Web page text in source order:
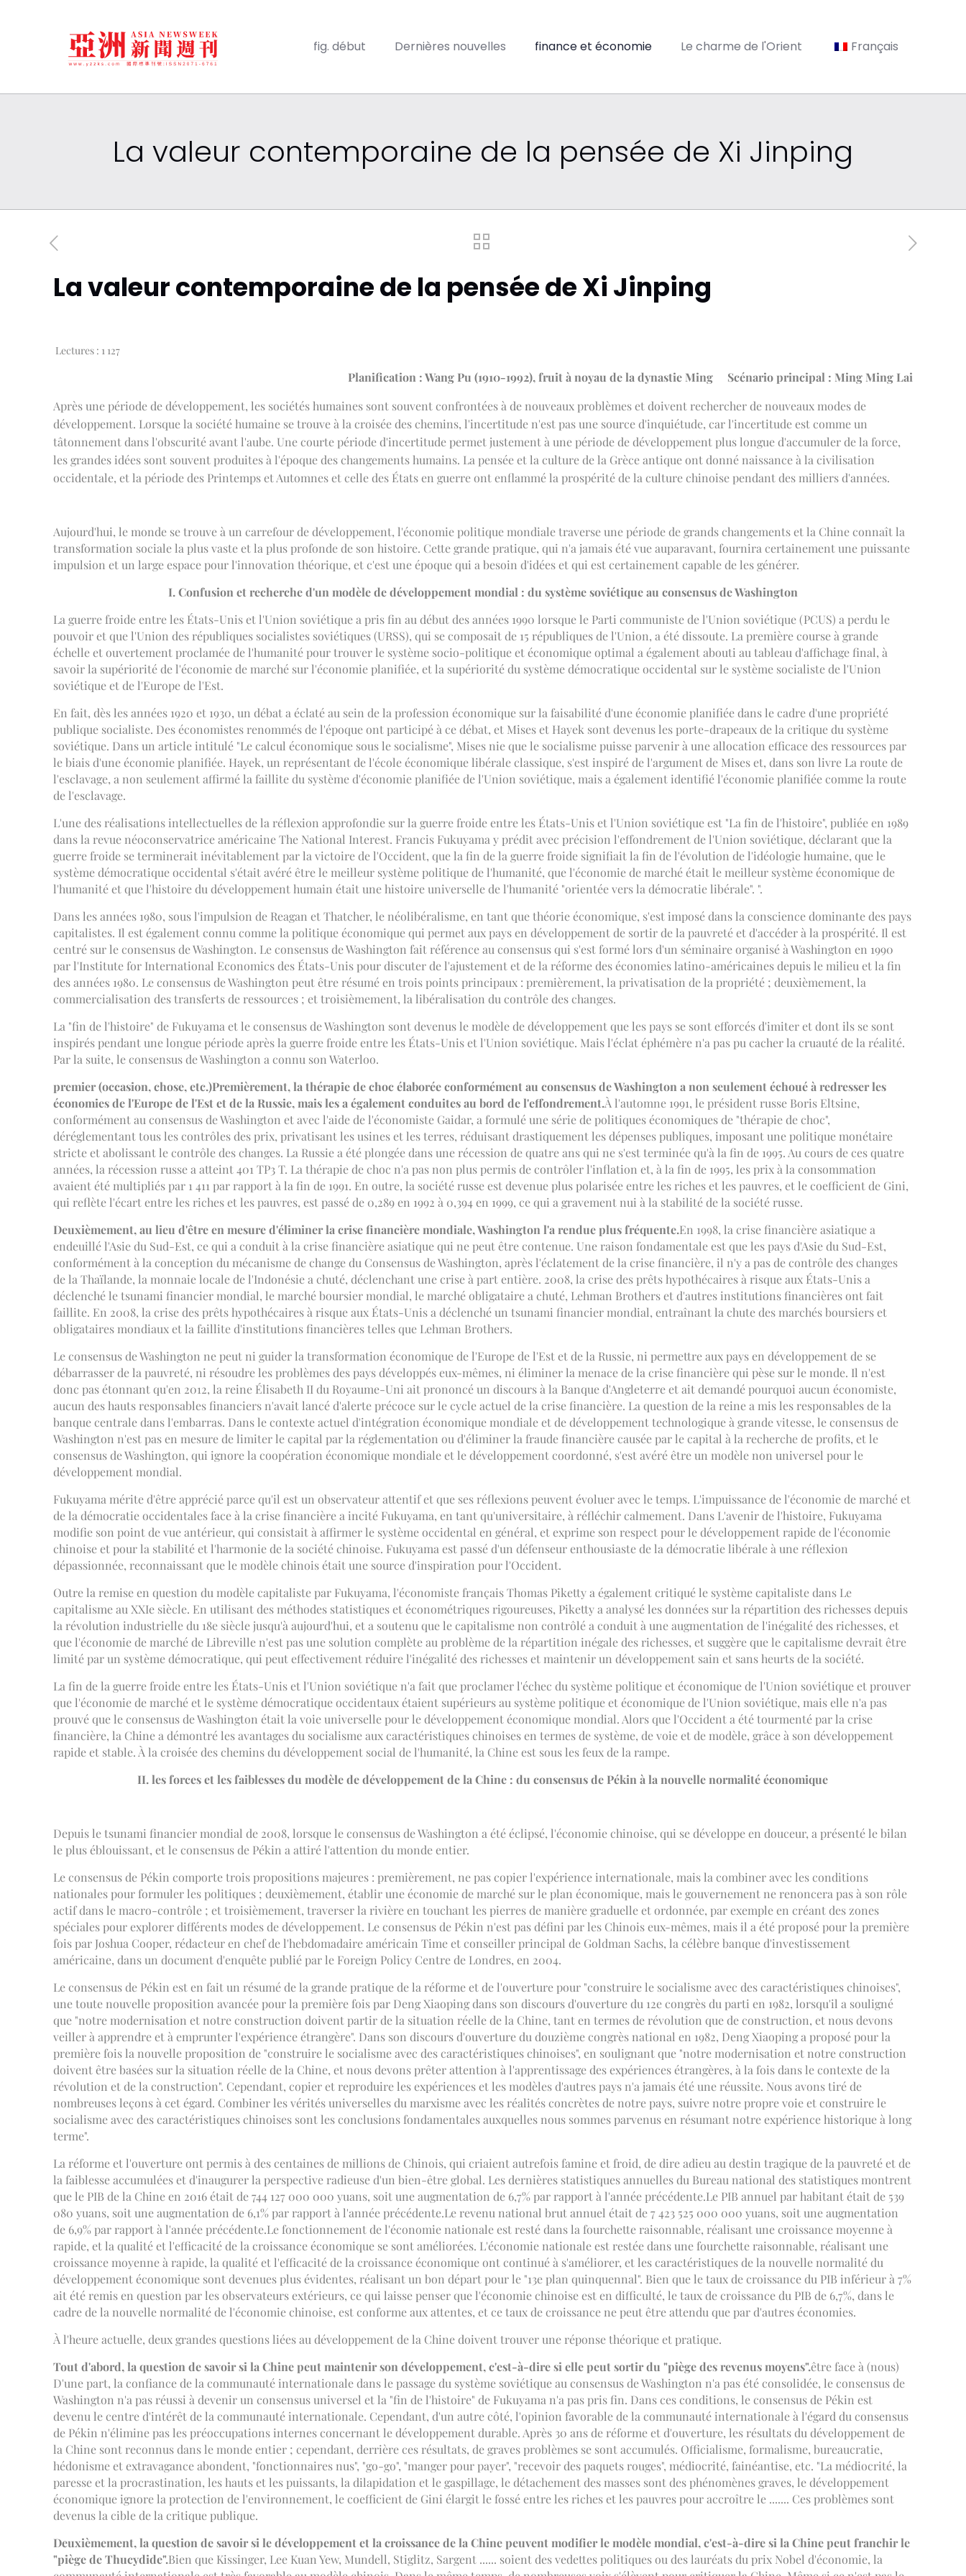
fig. début Dernières nouvelles finance et économie Le charme de l'Orient Français
La valeur contemporaine de la pensée de Xi Jinping
La valeur contemporaine de la pensée de Xi Jinping
Lectures : 1 127
Planification :Wang Pu (1910-1992), fruit à noyau de la dynastie Ming
Scénario principal : Ming Ming Lai
Après une période de développement, les sociétés humaines sont souvent confrontées à de nouveaux problèmes et doivent rechercher de nouveaux modes de
développement. Lorsque la société humaine se trouve à la croisée des chemins, l'incertitude n'est pas une source d'inquiétude, car l'incertitude est comme un
tâtonnement dans l'obscurité avant l'aube. Une courte période d'incertitude permet justement à une période de développement plus longue d'accumuler de la force,
les grandes idées sont souvent produites à l'époque des changements humains. La pensée et la culture de la Grèce antique ont donné naissance à la civilisation
occidentale, et la période des Printemps et Automnes et celle des États en guerre ont enflammé la prospérité de la culture chinoise pendant des milliers d'années.
Aujourd'hui, le monde se trouve à un carrefour de développement, l'économie politique mondiale traverse une période de grands changements et la Chine connaît la
transformation sociale la plus vaste et la plus profonde de son histoire. Cette grande pratique, qui n'a jamais été vue auparavant, fournira certainement une puissante
impulsion et un large espace pour l'innovation théorique, et c'est une époque qui a besoin d'idées et qui est certainement capable de les générer.
I. Confusion et recherche d'un modèle de développement mondial : du système soviétique au consensus de Washington
La guerre froide entre les États-Unis et l'Union soviétique a pris fin au début des années 1990 lorsque le Parti communiste de l'Union soviétique (PCUS) a perdu le
pouvoir et que l'Union des républiques socialistes soviétiques (URSS), qui se composait de 15 républiques de l'Union, a été dissoute. La première course à grande
échelle et ouvertement proclamée de l'humanité pour trouver le système socio-politique et économique optimal a également abouti au tableau d'affichage final, à
savoir la supériorité de l'économie de marché sur l'économie planifiée, et la supériorité du système démocratique occidental sur le système socialiste de l'Union
soviétique et de l'Europe de l'Est.
En fait, dès les années 1920 et 1930, un débat a éclaté au sein de la profession économique sur la faisabilité d'une économie planifiée dans le cadre d'une propriété
publique socialiste. Des économistes renommés de l'époque ont participé à ce débat, et Mises et Hayek sont devenus les porte-drapeaux de la critique du système
soviétique. Dans un article intitulé "Le calcul économique sous le socialisme", Mises nie que le socialisme puisse parvenir à une allocation efficace des ressources par
le biais d'une économie planifiée. Hayek, un représentant de l'école économique libérale classique, s'est inspiré de l'argument de Mises et, dans son livre La route de
l'esclavage, a non seulement affirmé la faillite du système d'économie planifiée de l'Union soviétique, mais a également identifié l'économie planifiée comme la route
de l'esclavage.
L'une des réalisations intellectuelles de la réflexion approfondie sur la guerre froide entre les États-Unis et l'Union soviétique est "La fin de l'histoire", publiée en 1989
dans la revue néoconservatrice américaine The National Interest. Francis Fukuyama y prédit avec précision l'effondrement de l'Union soviétique, déclarant que la
guerre froide se terminerait inévitablement par la victoire de l'Occident, que la fin de la guerre froide signifiait la fin de l'évolution de l'idéologie humaine, que le
système démocratique occidental s'était avéré être le meilleur système politique de l'humanité, que l'économie de marché était le meilleur système économique de
l'humanité et que l'histoire du développement humain était une histoire universelle de l'humanité "orientée vers la démocratie libérale". ".
Dans les années 1980, sous l'impulsion de Reagan et Thatcher, le néolibéralisme, en tant que théorie économique, s'est imposé dans la conscience dominante des pays
capitalistes. Il est également connu comme la politique économique qui permet aux pays en développement de sortir de la pauvreté et d'accéder à la prospérité. Il est
centré sur le consensus de Washington. Le consensus de Washington fait référence au consensus qui s'est formé lors d'un séminaire organisé à Washington en 1990
par l'Institute for International Economics des États-Unis pour discuter de l'ajustement et de la réforme des économies latino-américaines depuis le milieu et la fin
des années 1980. Le consensus de Washington peut être résumé en trois points principaux : premièrement, la privatisation de la propriété ; deuxièmement, la
commercialisation des transferts de ressources ; et troisièmement, la libéralisation du contrôle des changes.
La "fin de l'histoire" de Fukuyama et le consensus de Washington sont devenus le modèle de développement que les pays se sont efforcés d'imiter et dont ils se sont
inspirés pendant une longue période après la guerre froide entre les États-Unis et l'Union soviétique. Mais l'éclat éphémère n'a pas pu cacher la cruauté de la réalité.
Par la suite, le consensus de Washington a connu son Waterloo.
premier (occasion, chose, etc.)Premièrement, la thérapie de choc élaborée conformément au consensus de Washington a non seulement échoué à redresser les
économies de l'Europe de l'Est et de la Russie, mais les a également conduites au bord de l'effondrement.À l'automne 1991, le président russe Boris Eltsine,
conformément au consensus de Washington et avec l'aide de l'économiste Gaidar, a formulé une série de politiques économiques de "thérapie de choc",
déréglementant tous les contrôles des prix, privatisant les usines et les terres, réduisant drastiquement les dépenses publiques, imposant une politique monétaire
stricte et abolissant le contrôle des changes. La Russie a été plongée dans une récession de quatre ans qui ne s'est terminée qu'à la fin de 1995. Au cours de ces quatre
années, la récession russe a atteint 401 TP3 T. La thérapie de choc n'a pas non plus permis de contrôler l'inflation et, à la fin de 1995, les prix à la consommation
avaient été multipliés par 1 411 par rapport à la fin de 1991. En outre, la société russe est devenue plus polarisée entre les riches et les pauvres, et le coefficient de Gini,
qui reflète l'écart entre les riches et les pauvres, est passé de 0,289 en 1992 à 0,394 en 1999, ce qui a gravement nui à la stabilité de la société russe.
Deuxièmement, au lieu d'être en mesure d'éliminer la crise financière mondiale, Washington l'a rendue plus fréquente.En 1998, la crise financière asiatique a
endeuillé l'Asie du Sud-Est, ce qui a conduit à la crise financière asiatique qui ne peut être contenue. Une raison fondamentale est que les pays d'Asie du Sud-Est,
conformément à la conception du mécanisme de change du Consensus de Washington, après l'éclatement de la crise financière, il n'y a pas de contrôle des changes
de la Thaïlande, la monnaie locale de l'Indonésie a chuté, déclenchant une crise à part entière. 2008, la crise des prêts hypothécaires à risque aux États-Unis a
déclenché le tsunami financier mondial, le marché boursier mondial, le marché obligataire a chuté, Lehman Brothers et d'autres institutions financières ont fait
faillite. En 2008, la crise des prêts hypothécaires à risque aux États-Unis a déclenché un tsunami financier mondial, entraînant la chute des marchés boursiers et
obligataires mondiaux et la faillite d'institutions financières telles que Lehman Brothers.
Le consensus de Washington ne peut ni guider la transformation économique de l'Europe de l'Est et de la Russie, ni permettre aux pays en développement de se
débarrasser de la pauvreté, ni résoudre les problèmes des pays développés eux-mêmes, ni éliminer la menace de la crise financière qui pèse sur le monde. Il n'est
donc pas étonnant qu'en 2012, la reine Élisabeth II du Royaume-Uni ait prononcé un discours à la Banque d'Angleterre et ait demandé pourquoi aucun économiste,
aucun des hauts responsables financiers n'avait lancé d'alerte précoce sur le cycle actuel de la crise financière. La question de la reine a mis les responsables de la
banque centrale dans l'embarras. Dans le contexte actuel d'intégration économique mondiale et de développement technologique à grande vitesse, le consensus de
Washington n'est pas en mesure de limiter le capital par la réglementation ou d'éliminer la fraude financière causée par le capital à la recherche de profits, et le
consensus de Washington, qui ignore la coopération économique mondiale et le développement coordonné, s'est avéré être un modèle non universel pour le
développement mondial.
Fukuyama mérite d'être apprécié parce qu'il est un observateur attentif et que ses réflexions peuvent évoluer avec le temps. L'impuissance de l'économie de marché et
de la démocratie occidentales face à la crise financière a incité Fukuyama, en tant qu'universitaire, à réfléchir calmement. Dans L'avenir de l'histoire, Fukuyama
modifie son point de vue antérieur, qui consistait à affirmer le système occidental en général, et exprime son respect pour le développement rapide de l'économie
chinoise et pour la stabilité et l'harmonie de la société chinoise. Fukuyama est passé d'un défenseur enthousiaste de la démocratie libérale à une réflexion
dépassionnée, reconnaissant que le modèle chinois était une source d'inspiration pour l'Occident.
Outre la remise en question du modèle capitaliste par Fukuyama, l'économiste français Thomas Piketty a également critiqué le système capitaliste dans Le
capitalisme au XXIe siècle. En utilisant des méthodes statistiques et économétriques rigoureuses, Piketty a analysé les données sur la répartition des richesses depuis
la révolution industrielle du 18e siècle jusqu'à aujourd'hui, et a soutenu que le capitalisme non contrôlé a conduit à une augmentation de l'inégalité des richesses, et
que l'économie de marché de Libreville n'est pas une solution complète au problème de la répartition inégale des richesses, et suggère que le capitalisme devrait être
limité par un système démocratique, qui peut effectivement réduire l'inégalité des richesses et maintenir un développement sain et sans heurts de la société.
La fin de la guerre froide entre les États-Unis et l'Union soviétique n'a fait que proclamer l'échec du système politique et économique de l'Union soviétique et prouver
que l'économie de marché et le système démocratique occidentaux étaient supérieurs au système politique et économique de l'Union soviétique, mais elle n'a pas
prouvé que le consensus de Washington était la voie universelle pour le développement économique mondial. Alors que l'Occident a été tourmenté par la crise
financière, la Chine a démontré les avantages du socialisme aux caractéristiques chinoises en termes de système, de voie et de modèle, grâce à son développement
rapide et stable. À la croisée des chemins du développement social de l'humanité, la Chine est sous les feux de la rampe.
II. les forces et les faiblesses du modèle de développement de la Chine : du consensus de Pékin à la nouvelle normalité économique
Depuis le tsunami financier mondial de 2008, lorsque le consensus de Washington a été éclipsé, l'économie chinoise, qui se développe en douceur, a présenté le bilan
le plus éblouissant, et le consensus de Pékin a attiré l'attention du monde entier.
Le consensus de Pékin comporte trois propositions majeures : premièrement, ne pas copier l'expérience internationale, mais la combiner avec les conditions
nationales pour formuler les politiques ; deuxièmement, établir une économie de marché sur le plan économique, mais le gouvernement ne renoncera pas à son rôle
actif dans le macro-contrôle ; et troisièmement, traverser la rivière en touchant les pierres de manière graduelle et ordonnée, par exemple en créant des zones
spéciales pour explorer différents modes de développement. Le consensus de Pékin n'est pas défini par les Chinois eux-mêmes, mais il a été proposé pour la première
fois par Joshua Cooper, rédacteur en chef de l'hebdomadaire américain Time et conseiller principal de Goldman Sachs, la célèbre banque d'investissement
américaine, dans un document d'enquête publié par le Foreign Policy Centre de Londres, en 2004.
Le consensus de Pékin est en fait un résumé de la grande pratique de la réforme et de l'ouverture pour "construire le socialisme avec des caractéristiques chinoises",
une toute nouvelle proposition avancée pour la première fois par Deng Xiaoping dans son discours d'ouverture du 12e congrès du parti en 1982, lorsqu'il a souligné
que "notre modernisation et notre construction doivent partir de la situation réelle de la Chine, tant en termes de révolution que de construction, et nous devons
veiller à apprendre et à emprunter l'expérience étrangère". Dans son discours d'ouverture du douzième congrès national en 1982, Deng Xiaoping a proposé pour la
première fois la nouvelle proposition de "construire le socialisme avec des caractéristiques chinoises", en soulignant que "notre modernisation et notre construction
doivent être basées sur la situation réelle de la Chine, et nous devons prêter attention à l'apprentissage des expériences étrangères, à la fois dans le contexte de la
révolution et de la construction". Cependant, copier et reproduire les expériences et les modèles d'autres pays n'a jamais été une réussite. Nous avons tiré de
nombreuses leçons à cet égard. Combiner les vérités universelles du marxisme avec les réalités concrètes de notre pays, suivre notre propre voie et construire le
socialisme avec des caractéristiques chinoises sont les conclusions fondamentales auxquelles nous sommes parvenus en résumant notre expérience historique à long
terme".
La réforme et l'ouverture ont permis à des centaines de millions de Chinois, qui criaient autrefois famine et froid, de dire adieu au destin tragique de la pauvreté et de
la faiblesse accumulées et d'inaugurer la perspective radieuse d'un bien-être global. Les dernières statistiques annuelles du Bureau national des statistiques montrent
que le PIB de la Chine en 2016 était de 744 127 000 000 yuans, soit une augmentation de 6,7% par rapport à l'année précédente.Le PIB annuel par habitant était de 539
080 yuans, soit une augmentation de 6,1% par rapport à l'année précédente.Le revenu national brut annuel était de 7 423 525 000 000 yuans, soit une augmentation
de 6,9% par rapport à l'année précédente.Le fonctionnement de l'économie nationale est resté dans la fourchette raisonnable, réalisant une croissance moyenne à
rapide, et la qualité et l'efficacité de la croissance économique se sont améliorées. L'économie nationale est restée dans une fourchette raisonnable, réalisant une
croissance moyenne à rapide, la qualité et l'efficacité de la croissance économique ont continué à s'améliorer, et les caractéristiques de la nouvelle normalité du
développement économique sont devenues plus évidentes, réalisant un bon départ pour le "13e plan quinquennal". Bien que le taux de croissance du PIB inférieur à 7%
ait été remis en question par les observateurs extérieurs, ce qui laisse penser que l'économie chinoise est en difficulté, le taux de croissance du PIB de 6,7%, dans le
cadre de la nouvelle normalité de l'économie chinoise, est conforme aux attentes, et ce taux de croissance ne peut être attendu que par d'autres économies.
À l'heure actuelle, deux grandes questions liées au développement de la Chine doivent trouver une réponse théorique et pratique.
Tout d'abord, la question de savoir si la Chine peut maintenir son développement, c'est-à-dire si elle peut sortir du "piège des revenus moyens".être face à (nous)
D'une part, la confiance de la communauté internationale dans le passage du système soviétique au consensus de Washington n'a pas été consolidée, le consensus de
Washington n'a pas réussi à devenir un consensus universel et la "fin de l'histoire" de Fukuyama n'a pas pris fin. Dans ces conditions, le consensus de Pékin est
devenu le centre d'intérêt de la communauté internationale. Cependant, d'un autre côté, l'opinion favorable de la communauté internationale à l'égard du consensus
de Pékin n'élimine pas les préoccupations internes concernant le développement durable. Après 30 ans de réforme et d'ouverture, les résultats du développement de
la Chine sont reconnus dans le monde entier ; cependant, derrière ces résultats, de graves problèmes se sont accumulés. Officialisme, formalisme, bureaucratie,
hédonisme et extravagance abondent, "fonctionnaires nus", "go-go", "manger pour payer", "recevoir des paquets rouges", médiocrité, fainéantise, etc. "La médiocrité, la
paresse et la procrastination, les hauts et les puissants, la dilapidation et le gaspillage, le détachement des masses sont des phénomènes graves, le développement
économique ignore la protection de l'environnement, le coefficient de Gini élargit le fossé entre les riches et les pauvres pour accroître le ....... Ces problèmes sont
devenus la cible de la critique publique.
Deuxièmement, la question de savoir si le développement et la croissance de la Chine peuvent modifier le modèle mondial, c'est-à-dire si la Chine peut franchir le
"piège de Thucydide".Bien que Kissinger, Lee Kuan Yew, Mundell, Stiglitz, Sargent ...... soient des vedettes politiques ou des lauréats du prix Nobel d'économie, la